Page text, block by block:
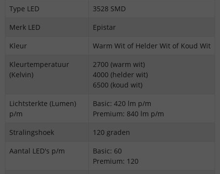
Type LED
3528 SMD
Merk LED
Epistar
Kleur
Warm Wit of Helder Wit of Koud Wit
Kleurtemperatuur
(Kelvin)
2700 (warm wit)
4000 (helder wit)
6500 (koud wit)
Lichtsterkte (Lumen)
p/m
Basic: 420 lm p/m
Premium: 840 lm p/m
Stralingshoek
120 graden
Aantal LED's p/m
Basic: 60
Premium: 120